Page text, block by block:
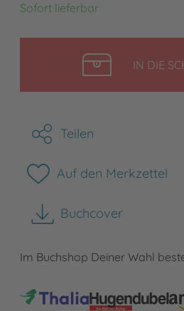
Sofort lieferbar
IN DIE
Teilen
Auf den Merkzettel
Buchcover
herunterladen
Im Buchshop Deiner Wahl